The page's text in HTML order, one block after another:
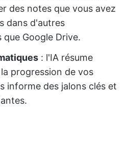
des notes que vous avez
dans d'autres
Google Drive.
: l'IA résume
progression de vos
informe des jalons clés et